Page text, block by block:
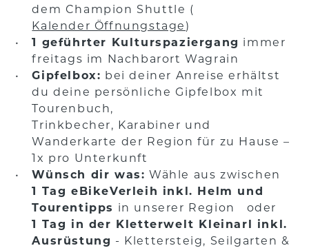
dem Champion Shuttle (
Kalender Öffnungstage)
1 geführter Kulturspaziergang immer
freitags im Nachbarort Wagrain
Gipfelbox: bei deiner Anreise erhältst
du deine persönliche Gipfelbox mit
Tourenbuch,
Trinkbecher, Karabiner und
Wanderkarte der Region für zu Hause –
1x pro Unterkunft
Wünsch dir was: Wähle aus zwischen
1 Tag eBikeVerleih inkl. Helm und
Tourentipps in unserer Region oder
1 Tag in der Kletterwelt Kleinarl inkl.
Ausrüstung - Klettersteig, Seilgarten &